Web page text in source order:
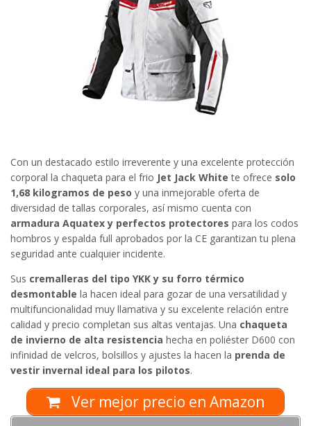
Con un destacado estilo irreverente y una excelente protección
corporal la chaqueta para el frio Jet Jack White te ofrece solo
1,68 kilogramos de peso y una inmejorable oferta de
diversidad de tallas corporales, así mismo cuenta con
armadura Aquatex y perfectos protectores para los codos
hombros y espalda full aprobados por la CE garantizan tu plena
seguridad ante cualquier incidente.
Sus cremalleras del tipo YKK y su forro térmico
desmontable la hacen ideal para gozar de una versatilidad y
multifuncionalidad muy llamativa y su excelente relación entre
calidad y precio completan sus altas ventajas. Una chaqueta
de invierno de alta resistencia hecha en poliéster D600 con
infinidad de velcros, bolsillos y ajustes la hacen la prenda de
vestir invernal ideal para los pilotos.
Ver mejor precio en Amazon